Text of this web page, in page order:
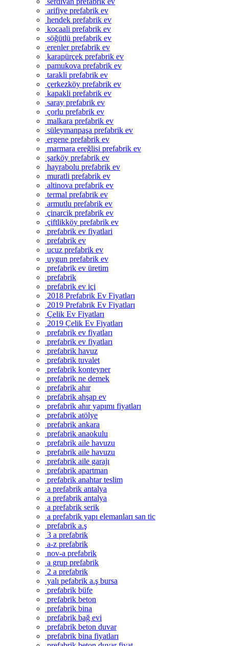
arifiye prefabrik ev
hendek prefabrik ev
kocaali prefabrik ev
söğütlü prefabrik ev
erenler prefabrik ev
karapürçek prefabrik ev
pamukova prefabrik ev
tarakli prefabrik ev
çerkezköy prefabrik ev
kapakli prefabrik ev
saray prefabrik ev
çorlu prefabrik ev
malkara prefabrik ev
süleymanpaşa prefabrik ev
ergene prefabrik ev
marmara ereğlisi prefabrik ev
şarköy prefabrik ev
hayrabolu prefabrik ev
muratli prefabrik ev
altinova prefabrik ev
termal prefabrik ev
armutlu prefabrik ev
çinarcik prefabrik ev
çiftlikköy prefabrik ev
prefabrik ev fiyatlari
prefabrik ev
ucuz prefabrik ev
uygun prefabrik ev
prefabrik ev üretim
prefabrik
prefabrik ev içi
2018 Prefabrik Ev Fiyatları
2019 Prefabrik Ev Fiyatları
Çelik Ev Fiyatları
2019 Çelik Ev Fiyatları
prefabrik ev fiyatları
prefabrik ev fiyatları
prefabrik havuz
prefabrik tuvalet
prefabrik konteyner
prefabrik ne demek
prefabrik ahır
prefabrik ahşap ev
prefabrik ahır yapımı fiyatları
prefabrik atölye
prefabrik ankara
prefabrik anaokulu
prefabrik aile havuzu
prefabrik aile havuzu
prefabrik aile garajı
prefabrik apartman
prefabrik anahtar teslim
a prefabrik antalya
a prefabrik antalya
a prefabrik serik
a prefabrik yapı elemanları san tic
prefabrik a.ş
3 a prefabrik
a-z prefabrik
nov-a prefabrik
a grup prefabrik
2 a prefabrik
yalı pefabrik a.ş bursa
prefabrik büfe
prefabrik beton
prefabrik bina
prefabrik bağ evi
prefabrik beton duvar
prefabrik bina fiyatları